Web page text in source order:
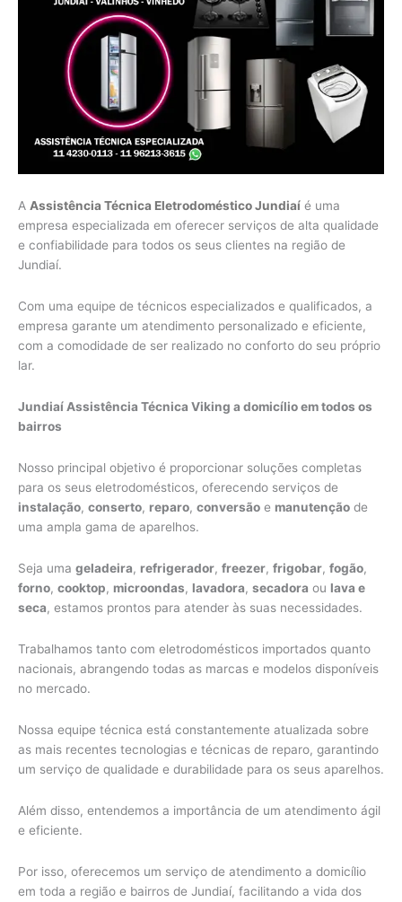
A Assistência Técnica Eletrodoméstico Jundiaí é uma
empresa especializada em oferecer serviços de alta qualidade
e confiabilidade para todos os seus clientes na região de
Jundiaí.
Com uma equipe de técnicos especializados e qualificados, a
empresa garante um atendimento personalizado e eficiente,
com a comodidade de ser realizado no conforto do seu próprio
lar.
Jundiaí Assistência Técnica Viking a domicílio em todos os
bairros
Nosso principal objetivo é proporcionar soluções completas
para os seus eletrodomésticos, oferecendo serviços de
instalação, conserto, reparo, conversão e manutenção de
uma ampla gama de aparelhos.
Seja uma geladeira, refrigerador, freezer, frigobar, fogão,
forno, cooktop, microondas, lavadora, secadora ou lava e
seca, estamos prontos para atender às suas necessidades.
Trabalhamos tanto com eletrodomésticos importados quanto
nacionais, abrangendo todas as marcas e modelos disponíveis
no mercado.
Nossa equipe técnica está constantemente atualizada sobre
as mais recentes tecnologias e técnicas de reparo, garantindo
um serviço de qualidade e durabilidade para os seus aparelhos.
Além disso, entendemos a importância de um atendimento ágil
e eficiente.
Por isso, oferecemos um serviço de atendimento a domicílio
em toda a região e bairros de Jundiaí, facilitando a vida dos